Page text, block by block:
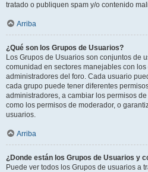
tratado o publiquen spam y/o contenido
Arriba
¿Qué son los Grupos de Usuarios?
Los Grupos de Usuarios son conjuntos de
comunidad en sectores manejables con
administradores del foro. Cada usuario
cada grupo puede tener diferentes
administradores, a cambiar los permisos
como los permisos de moderador, o
usuarios.
Arriba
¿Donde están los Grupos de Usuarios y
Puede ver todos los Grupos de usuarios a